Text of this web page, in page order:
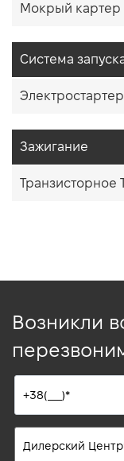
Мокрый картер
Система
Электростартер
Зажигание
Транзисторное
Возникли